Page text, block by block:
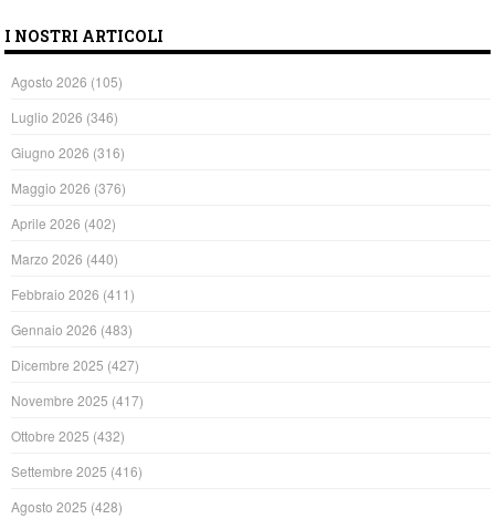
I NOSTRI ARTICOLI
Agosto 2026 (105)
Luglio 2026 (346)
Giugno 2026 (316)
Maggio 2026 (376)
Aprile 2026 (402)
Marzo 2026 (440)
Febbraio 2026 (411)
Gennaio 2026 (483)
Dicembre 2025 (427)
Novembre 2025 (417)
Ottobre 2025 (432)
Settembre 2025 (416)
Agosto 2025 (428)